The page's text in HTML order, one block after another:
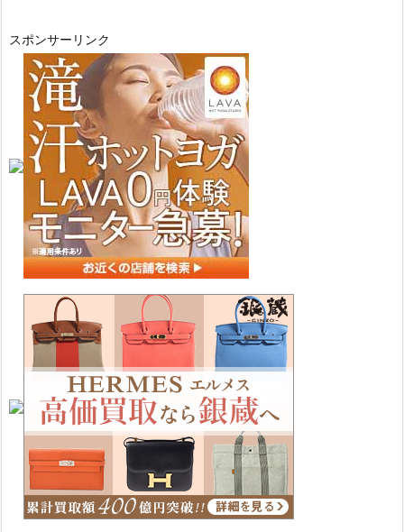
スポンサーリンク